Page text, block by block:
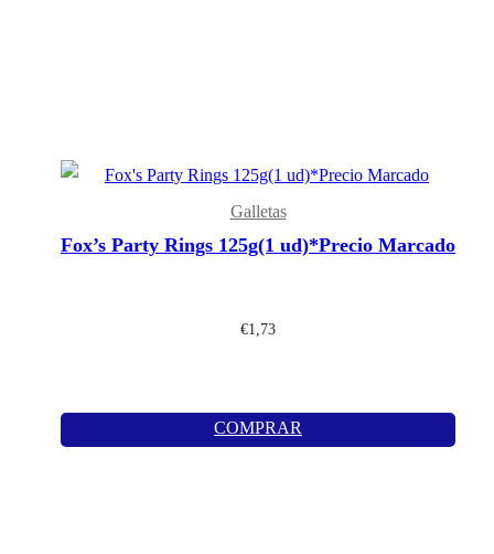
Galletas
Fox’s Party Rings 125g(1 ud)*Precio Marcado
€1,73
COMPRAR